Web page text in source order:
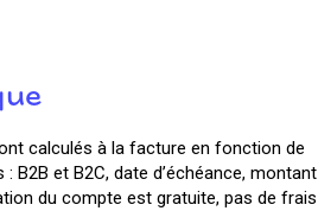
calculés à la facture en fonction de
B2B et B2C, date d’échéance,
du compte est gratuite, pas de